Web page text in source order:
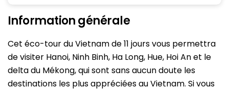
Information générale
Cet éco-tour du Vietnam de 11 jours vous permettra
de visiter Hanoi, Ninh Binh, Ha Long, Hue, Hoi An et le
delta du Mékong, qui sont sans aucun doute les
destinations les plus appréciées au Vietnam. Si vous